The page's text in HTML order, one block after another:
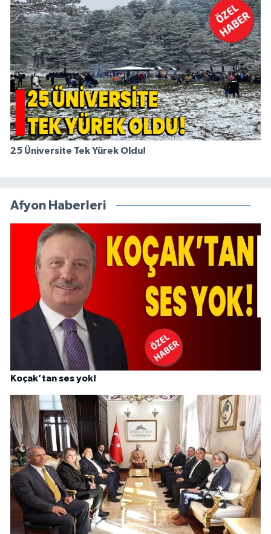
25 Üniversite Tek Yürek Oldu!
Afyon Haberleri
Koçak’tan ses yok!